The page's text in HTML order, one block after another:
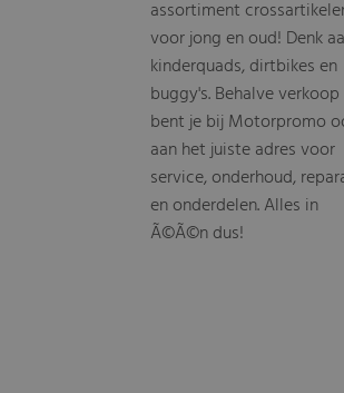
assortiment
voor jong en oud! Denk
kinderquads, dirtbikes en
buggy's. Behalve verkoop
bent je bij Motorpromo
aan het juiste adres voor
service, onderhoud,
en onderdelen. Alles in
Ã©Ã©n dus!